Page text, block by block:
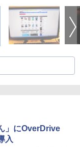
」にOverDrive
入